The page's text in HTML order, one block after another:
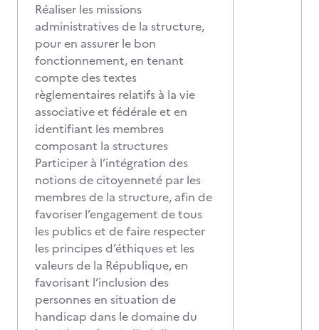
Réaliser les missions
administratives de la structure,
pour en assurer le bon
fonctionnement, en tenant
compte des textes
règlementaires relatifs à la vie
associative et fédérale et en
identifiant les membres
composant la structures
Participer à l’intégration des
notions de citoyenneté par les
membres de la structure, afin de
favoriser l’engagement de tous
les publics et de faire respecter
les principes d’éthiques et les
valeurs de la République, en
favorisant l’inclusion des
personnes en situation de
handicap dans le domaine du